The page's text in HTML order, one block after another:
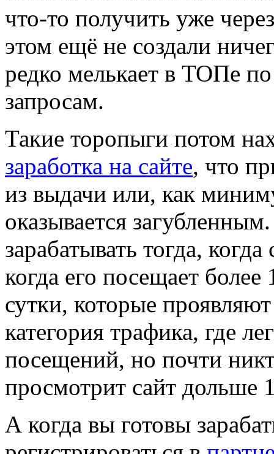
что-то получить уже
этом ещё не создали
редко мелькает в ТОПе
запросам.
Такие торопыги потом
заработка на сайте, что
из выдачи или, как
оказывается
зарабатывать тогда,
когда его посещает
сутки, которые
категория трафика, где
посещений, но почти
просмотрит сайт дольше
А когда вы готовы